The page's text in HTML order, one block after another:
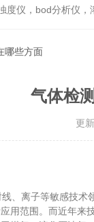
度仪，bod分析仪，
哪些方面
气体检
更
、离子等敏感技
用范围。而近年